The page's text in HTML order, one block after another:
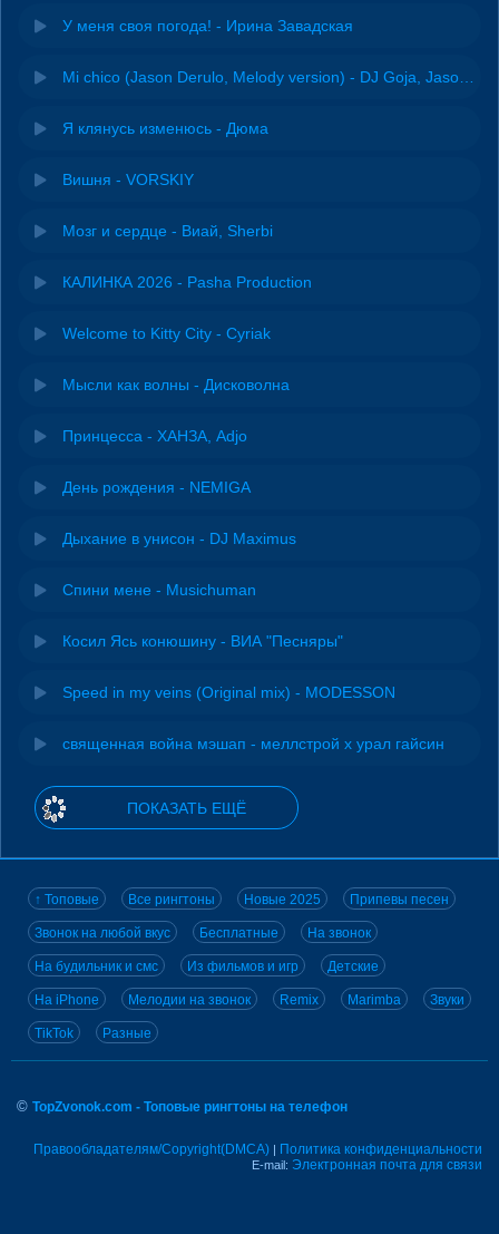
У меня своя погода! - Ирина Завадская
Я клянусь изменюсь - Дюма
Вишня - VORSKIY
Мозг и сердце - Виай, Sherbi
КАЛИНКА 2026 - Pasha Production
Welcome to Kitty City - Cyriak
Мысли как волны - Дисковолна
Принцесса - ХАНЗА, Adjo
День рождения - NEMIGA
Дыхание в унисон - DJ Maximus
Спини мене - Musichuman
Косил Ясь конюшину - ВИА "Песняры"
Speed in my veins (Original mix) - MODESSON
священная война мэшап - меллстрой х урал гайсин
ПОКАЗАТЬ ЕЩЁ
↑ Топовые Все рингтоны Новые 2025 Припевы песен
Звонок на любой вкус Бесплатные На звонок
На будильник и смс Из фильмов и игр Детские
На iPhone Мелодии на звонок Remix Marimba Звуки
TikTok Разные
© TopZvonok.com - Топовые рингтоны на телефон
Правообладателям/Copyright(DMCA) | Политика конфиденциальности
E-mail: Электронная почта для связи